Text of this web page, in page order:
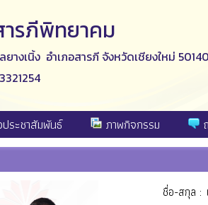
ารภีพิทยาคม
างเนิ้ง อำเภอสารภี จังหวัดเชียงใหม่ 50140
ประชาสัมพันธ์ ภาพกิจกรรม
ชื่อ-สกุล :